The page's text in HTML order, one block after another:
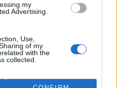
my
Advertising.
Use,
of my
with the
collected.
přísný zákon na ochranu
Ghanský parlament schválil
zákon, podle kterého místním
farmářům hrozí až 20 let
úřadů přemění svou kakaovou